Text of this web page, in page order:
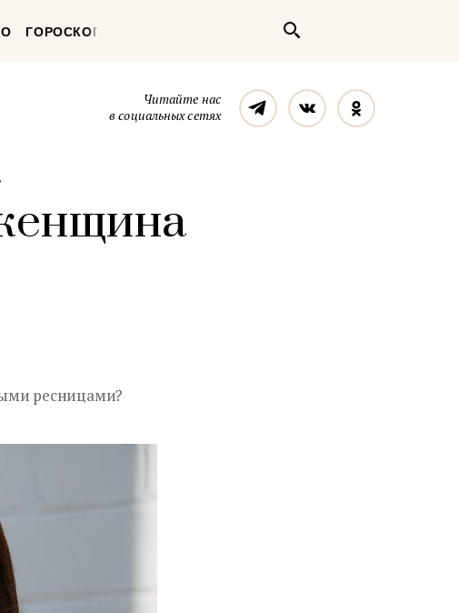
ГОРОСКОП
Читайте нас
в социальных сетях
ТелеграмВконтакте
ресницами?